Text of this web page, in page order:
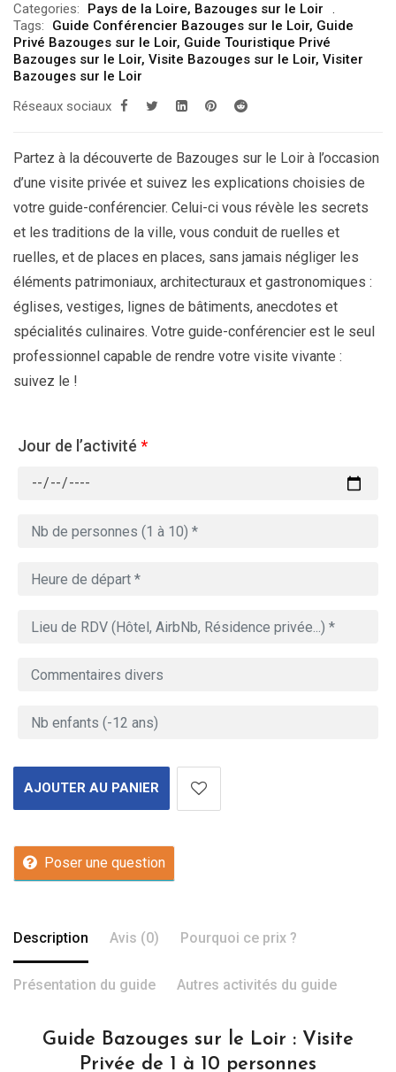
Categories: Pays de la Loire, Bazouges sur le Loir
Tags:
Guide Conférencier Bazouges sur le Loir, Guide
Privé Bazouges sur le Loir, Guide Touristique Privé
Bazouges sur le Loir, Visite Bazouges sur le Loir, Visiter
Bazouges sur le Loir
Réseaux sociaux
Partez à la découverte de Bazouges sur le Loir à l’occasion
d’une visite privée et suivez les explications choisies de
votre guide-conférencier. Celui-ci vous révèle les secrets
et les traditions de la ville, vous conduit de ruelles et
ruelles, et de places en places, sans jamais négliger les
éléments patrimoniaux, architecturaux et gastronomiques :
églises, vestiges, lignes de bâtiments, anecdotes et
spécialités culinaires. Votre guide-conférencier est le seul
professionnel capable de rendre votre visite vivante :
suivez le !
Jour de l’activité *
AJOUTER AU PANIER
Poser une question
Description Avis (0) Pourquoi ce prix ?
Présentation du guide Autres activités du guide
Guide Bazouges sur le Loir : Visite
Privée de 1 à 10 personnes